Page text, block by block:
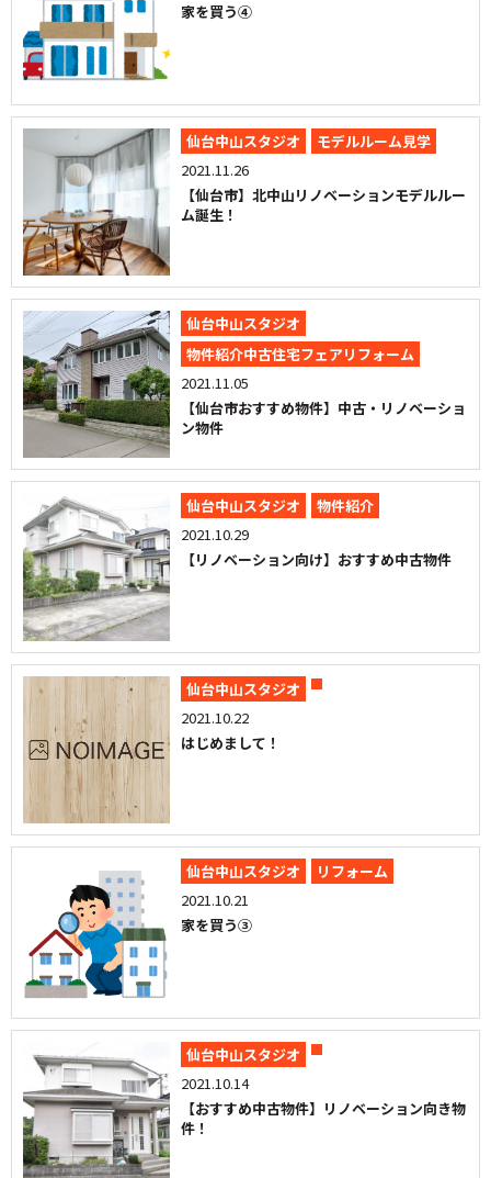
家を買う④
仙台中山スタジオ
モデルルーム見学
2021.11.26
【仙台市】北中山リノベーションモデルルー
ム誕生！
仙台中山スタジオ
物件紹介中古住宅フェアリフォーム
2021.11.05
【仙台市おすすめ物件】中古・リノベーショ
ン物件
仙台中山スタジオ
物件紹介
2021.10.29
【リノベーション向け】おすすめ中古物件
仙台中山スタジオ
2021.10.22
はじめまして！
仙台中山スタジオ
リフォーム
2021.10.21
家を買う③
仙台中山スタジオ
2021.10.14
【おすすめ中古物件】リノベーション向き物
件！